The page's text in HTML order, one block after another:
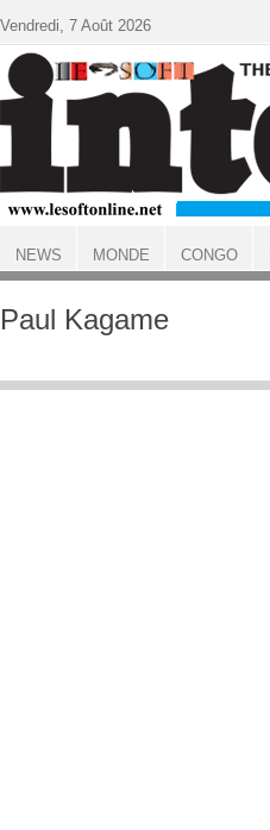
ACCUEIL
Paul Kagame
Vendredi, 7 Août 2026
NEWS MONDE CONGO